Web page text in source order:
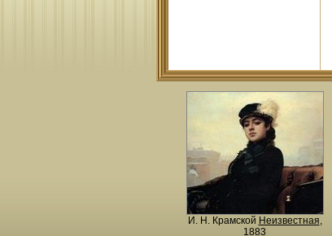
И. Н. Крамской Неизвестная,
1883